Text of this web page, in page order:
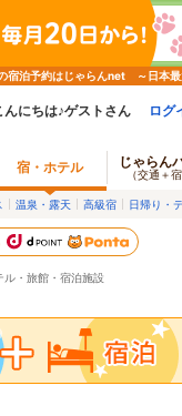
宿泊予約はじゃらんnet ～日本
んにちは♪ゲストさん ログ
宿・ホテル じゃらん
（交通＋宿
温泉・露天 高級宿 日帰り・
ル・旅館・宿泊施設